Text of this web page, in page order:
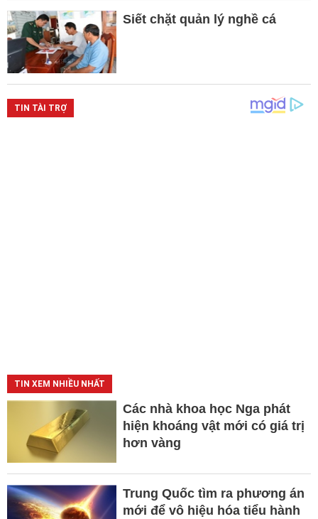
Siết chặt quản lý nghề cá
TIN XEM NHIỀU NHẤT
Các nhà khoa học Nga phát
hiện khoáng vật mới có giá trị
hơn vàng
Trung Quốc tìm ra phương án
mới để vô hiệu hóa tiểu hành